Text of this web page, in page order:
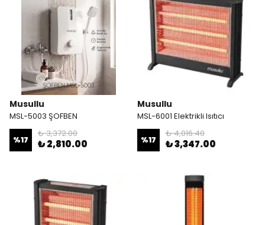
Musullu
MSL-5003 ŞOFBEN
%17
₺ 3,372.00
₺ 2,810.00
Musullu
MSL-6001 Elektrikli Isıtıcı
%17
₺ 4,016.40
₺ 3,347.00